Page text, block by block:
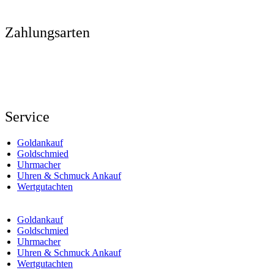
Zahlungsarten
Service
Goldankauf
Goldschmied
Uhrmacher
Uhren & Schmuck Ankauf
Wertgutachten
Goldankauf
Goldschmied
Uhrmacher
Uhren & Schmuck Ankauf
Wertgutachten